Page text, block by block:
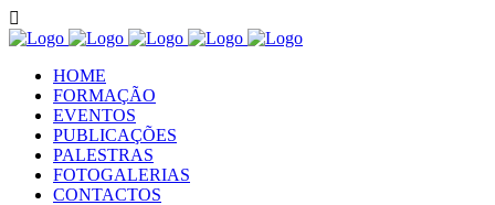
HOME
FORMAÇÃO
EVENTOS
PUBLICAÇÕES
PALESTRAS
FOTOGALERIAS
CONTACTOS